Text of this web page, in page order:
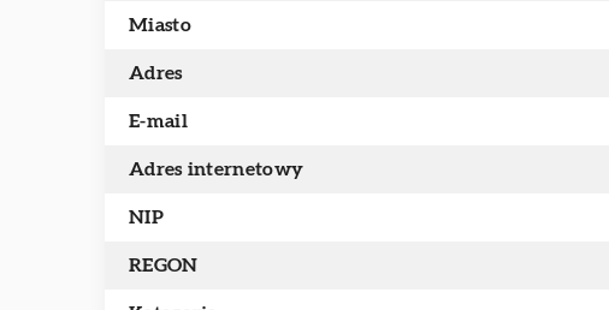
Miasto
Adres
E-mail
Adres internetowy
NIP
REGON